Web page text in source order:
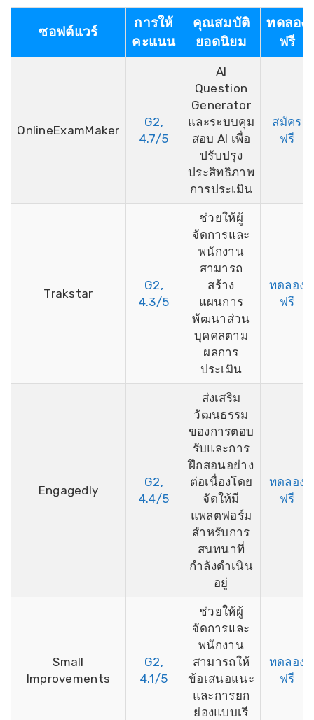
ซอฟต์แวร์
การให้
คะแนน
คุณสมบัติ
ยอดนิยม
ทดลอง
ฟรี
OnlineExamMaker
G2,
4.7/5
AI
Question
Generator
และระบบคุม
สอบ AI เพื่อ
ปรับปรุง
ประสิทธิภาพ
การประเมิน
สมัคร
ฟรี
Trakstar
G2,
4.3/5
ช่วยให้ผู้
จัดการและ
พนักงาน
สามารถ
สร้าง
แผนการ
พัฒนาส่วน
บุคคลตาม
ผลการ
ประเมิน
ทดลอง
ฟรี
Engagedly
G2,
4.4/5
ส่งเสริม
วัฒนธรรม
ของการตอบ
รับและการ
ฝึกสอนอย่าง
ต่อเนื่องโดย
จัดให้มี
แพลตฟอร์ม
สำหรับการ
สนทนาที่
กำลังดำเนิน
อยู่
ทดลอง
ฟรี
Small
Improvements
G2,
4.1/5
ช่วยให้ผู้
จัดการและ
พนักงาน
สามารถให้
ข้อเสนอแนะ
และการยก
ย่องแบบเรี
ทดลอง
ฟรี